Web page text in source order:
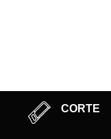
CORTE